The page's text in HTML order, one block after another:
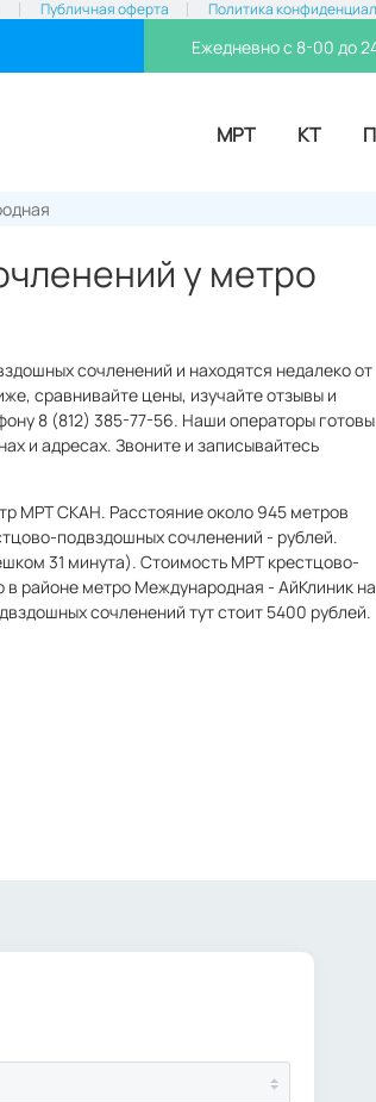
Публичная оферта Политика
Ежедневно с 8-00 до
МРТ КТ
у метро
сочленений и находятся недалеко от
сравнивайте цены, изучайте отзывы и
8 (812) 385-77-56. Наши операторы готовы
и адресах. Звоните и записывайтесь
МРТ СКАН. Расстояние около 945 метров
подвздошных сочленений - рублей.
31 минута). Стоимость МРТ крестцово-
районе метро Международная - АйКлиник на
сочленений тут стоит 5400 рублей.